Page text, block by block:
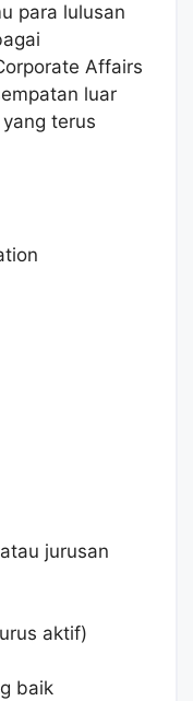
para lulusan
Affairs
luar
terus
jurusan
aktif)
baik